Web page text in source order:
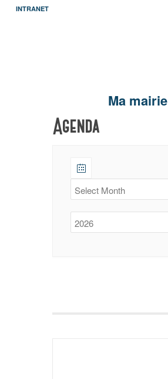
INTRANET
Ma mairie
Agenda